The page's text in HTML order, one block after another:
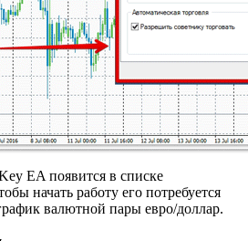
EA появится в списке
начать работу его потребуется
валютной пары евро/доллар.